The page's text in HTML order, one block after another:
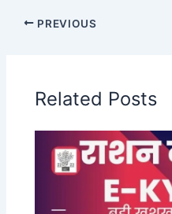
PREVIOUS
Related Posts